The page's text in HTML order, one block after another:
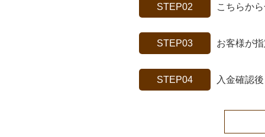
STEP02 こちらか
STEP03 お客様が
STEP04 入金確認